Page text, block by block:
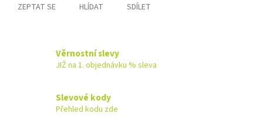
ZEPTAT SE HLÍDAT SDÍLET
Věrnostní slevy
JIŽ na 1. objednávku % sleva
Slevové kody
Přehled kodu zde